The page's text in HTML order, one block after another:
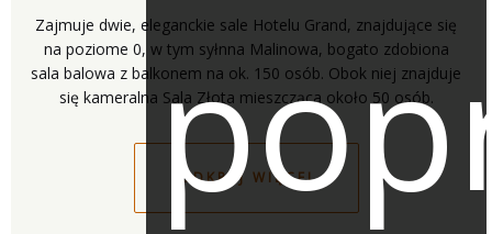
Zajmuje dwie, eleganckie sale Hotelu Grand, znajdujące się
na poziome 0, w tym syłnna Malinowa, bogato zdobiona
sala balowa z balkonem na ok. 150 osób. Obok niej znajduje
ODKRYJ WIĘCEJ